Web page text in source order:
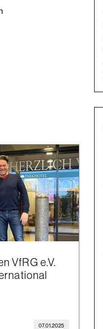
VfRG e.V.
07.01.2025